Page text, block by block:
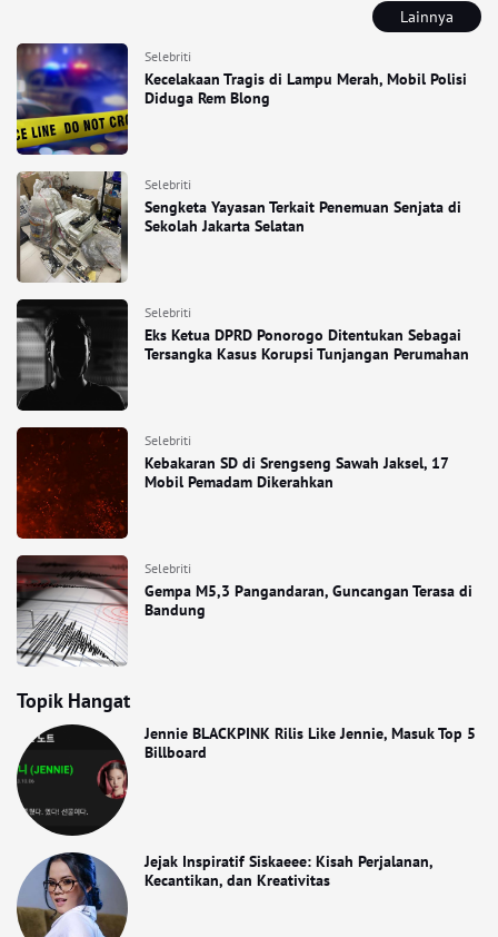
Lainnya
Selebriti
Kecelakaan Tragis di Lampu Merah, Mobil Polisi
Diduga Rem Blong
Selebriti
Sengketa Yayasan Terkait Penemuan Senjata di
Sekolah Jakarta Selatan
Selebriti
Eks Ketua DPRD Ponorogo Ditentukan Sebagai
Tersangka Kasus Korupsi Tunjangan Perumahan
Selebriti
Kebakaran SD di Srengseng Sawah Jaksel, 17
Mobil Pemadam Dikerahkan
Selebriti
Gempa M5,3 Pangandaran, Guncangan Terasa di
Bandung
Topik Hangat
Jennie BLACKPINK Rilis Like Jennie, Masuk Top 5
Billboard
Jejak Inspiratif Siskaeee: Kisah Perjalanan,
Kecantikan, dan Kreativitas